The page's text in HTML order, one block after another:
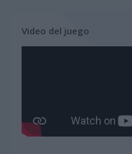
Video del juego